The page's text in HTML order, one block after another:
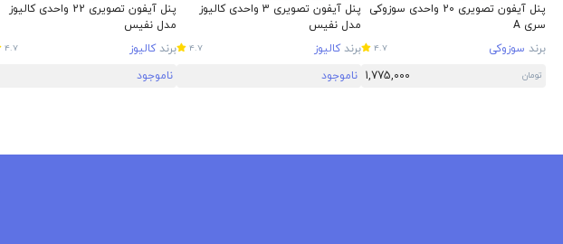
پنل آیفون تصویری 20 واحدی سوزوکی
سری A
برند سوزوکی 4.7
تومان 1,775,000
پنل آیفون تصویری 3 واحدی کالیوز
مدل نفیس
برندکالیوز 4.7
ناموجود
پنل آیفون تصویری 22 واحدی کالیوز
مدل نفیس
برندکالیوز 4.7
ناموجود